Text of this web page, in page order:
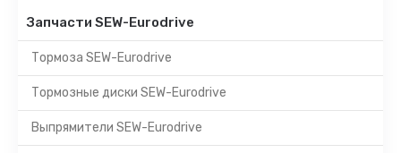
Запчасти SEW-Eurodrive
Тормоза SEW-Eurodrive
Тормозные диски SEW-Eurodrive
Выпрямители SEW-Eurodrive